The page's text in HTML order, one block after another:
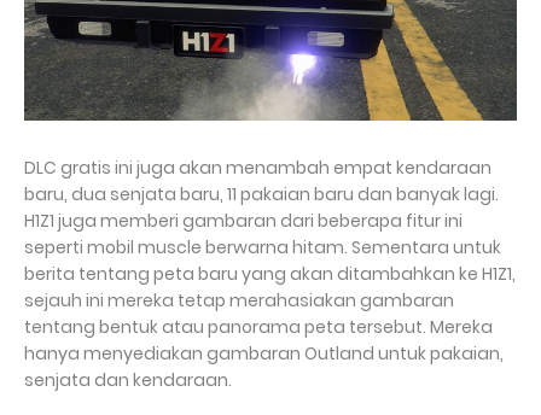
DLC gratis ini juga akan menambah empat kendaraan
baru, dua senjata baru, 11 pakaian baru dan banyak lagi.
H1Z1 juga memberi gambaran dari beberapa fitur ini
seperti mobil muscle berwarna hitam. Sementara untuk
berita tentang peta baru yang akan ditambahkan ke H1Z1,
sejauh ini mereka tetap merahasiakan gambaran
tentang bentuk atau panorama peta tersebut. Mereka
hanya menyediakan gambaran Outland untuk pakaian,
senjata dan kendaraan.